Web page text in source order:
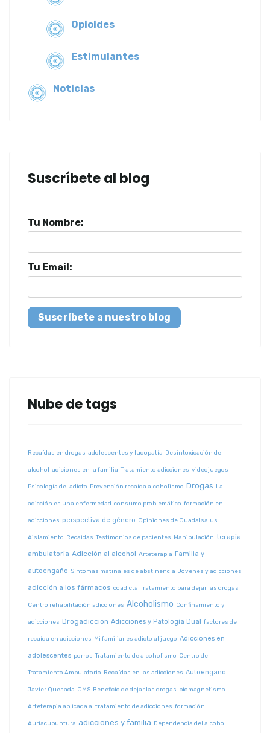
Opioides
Estimulantes
Noticias
Suscríbete al blog
Tu Nombre:
Tu Email:
Suscríbete a nuestro blog
Nube de tags
Recaídas en drogas adolescentes y ludopatía Desintoxicación del
alcohol adiciones en la familia Tratamiento adicciones videojuegos
Psicología del adicto Prevención recaída alcoholismo Drogas La
adicción es una enfermedad consumo problemático formación en
adicciones perspectiva de género Opiniones de Guadalsalus
Aislamiento Recaidas Testimonios de pacientes Manipulación terapia
ambulatoria Adicción al alcohol Arteterapia Familia y
autoengaño Síntomas matinales de abstinencia Jóvenes y adicciones
adicción a los fármacos coadicta Tratamiento para dejar las drogas
Centro rehabilitación adicciones Alcoholismo Confinamiento y
adicciones Drogadicción Adicciones y Patología Dual factores de
recaída en adicciones Mi familiar es adicto al juego Adicciones en
adolescentes porros Tratamiento de alcoholismo Centro de
Tratamiento Ambulatorio Recaídas en las adicciones Autoengaño
Javier Quesada OMS Beneficio de dejar las drogas biomagnetismo
Arteterapia aplicada al tratamiento de adicciones formación
Auriacupuntura adicciones y familia Dependencia del alcohol